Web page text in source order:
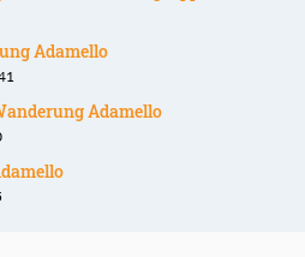
Adamello
Adamello